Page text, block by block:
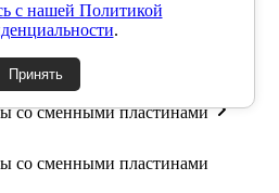
со сменными пластинами
со сменными пластинами
с нашей Политикой
.
Принять